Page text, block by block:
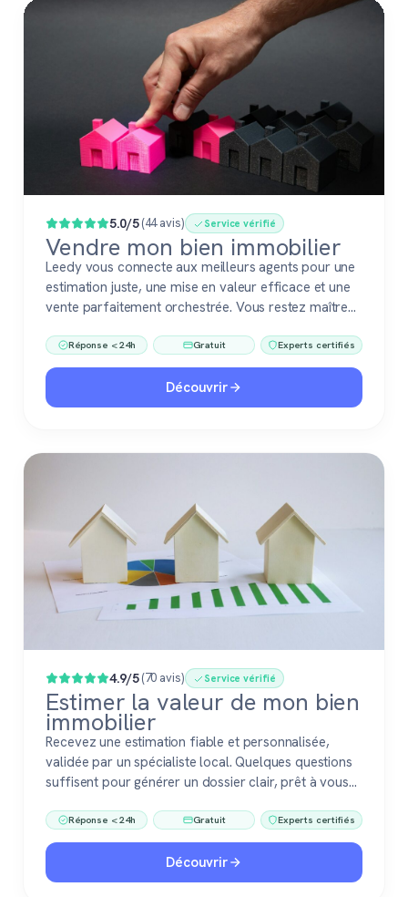
Populaire
5.0/5(44 avis) Service vérifié
Vendre mon bien immobilier
Leedy vous connecte aux meilleurs agents pour une
estimation juste, une mise en valeur efficace et une
vente parfaitement orchestrée. Vous restez maître
Réponse < 24h Gratuit Experts certifiés
Découvrir
4.9/5(70 avis) Service vérifié
Estimer la valeur de mon bien
immobilier
Recevez une estimation fiable et personnalisée,
validée par un spécialiste local. Quelques questions
suffisent pour générer un dossier clair, prêt à vous
immobilier. Gratuit, sans engagement, 100 %
confiance.
Réponse < 24h Gratuit Experts certifiés
Découvrir